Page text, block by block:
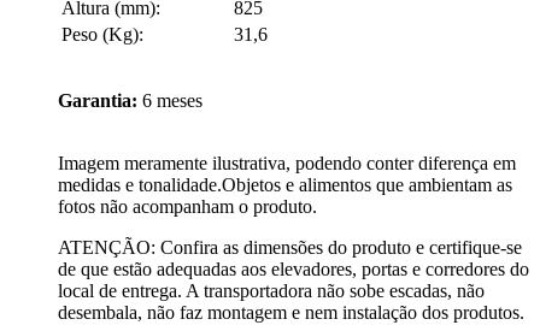
Altura (mm):
825
Peso (Kg):
31,6
Garantia: 6 meses
Imagem meramente ilustrativa, podendo conter diferença em
medidas e tonalidade.Objetos e alimentos que ambientam as
fotos não acompanham o produto.
ATENÇÃO: Confira as dimensões do produto e certifique-se
de que estão adequadas aos elevadores, portas e corredores do
local de entrega. A transportadora não sobe escadas, não
desembala, não faz montagem e nem instalação dos produtos.